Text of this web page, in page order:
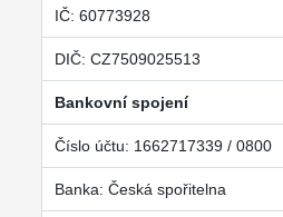
IČ: 60773928
DIČ: CZ7509025513
Bankovní spojení
Číslo účtu: 1662717339 / 0800
Banka: Česká spořitelna